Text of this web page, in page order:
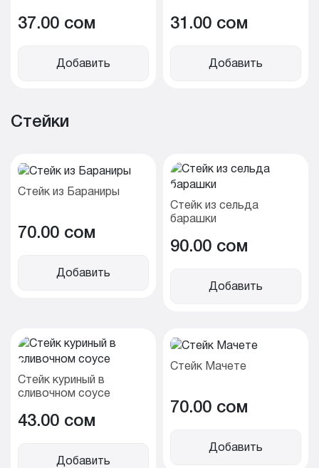
37.00 cом
Добавить
31.00 cом
Добавить
Стейки
Стейк из Бараниры
70.00 cом
Добавить
Стейк из сельда
барашки
90.00 cом
Добавить
Стейк куриный в
сливочном соусе
43.00 cом
Добавить
Стейк Мачете
70.00 cом
Добавить